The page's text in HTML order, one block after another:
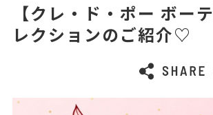
【クレ・ド・ポー ボー
レクションのご紹介♡